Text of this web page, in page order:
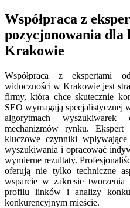
Współpraca z
pozycjonowania dla
Krakowie
Współpraca z ekspertami
widoczności w Krakowie jest
firmy, która chce skutecznie
SEO wymagają specjalistycznej
algorytmach wyszukiwarek
mechanizmów rynku.
kluczowe czynniki
wyszukiwania i opracować
wymierne rezultaty.
oferują nie tylko techniczne
wsparcie w zakresie tworzenia
profilu linków i analizy
konkurencyjnym mieście.